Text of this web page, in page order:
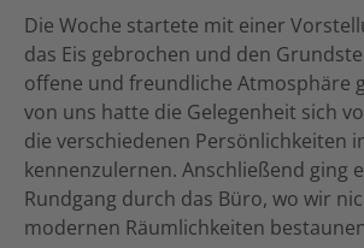
Die Woche startete mit einer
das Eis gebrochen und den
offene und freundliche Atmosphäre
von uns hatte die Gelegenheit sich
die verschiedenen Persönlichkeiten
kennenzulernen. Anschließend ging
Rundgang durch das Büro, wo wir
modernen Räumlichkeiten